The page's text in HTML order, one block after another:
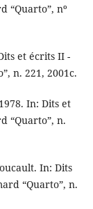
“Quarto”, nº
et écrits II -
n. 221, 2001c.
In: Dits et
“Quarto”, n.
In: Dits
“Quarto”, n.